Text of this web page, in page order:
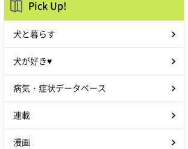
Pick Up!
犬と暮らす
犬が好き♥
病気・症状データベース
連載
漫画